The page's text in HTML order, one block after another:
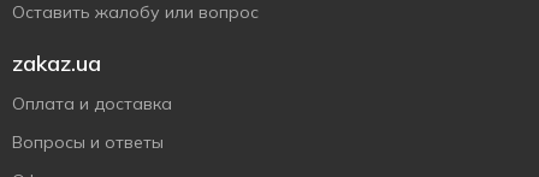
Оставить жалобу или вопрос
zakaz.ua
Оплата и доставка
Вопросы и ответы